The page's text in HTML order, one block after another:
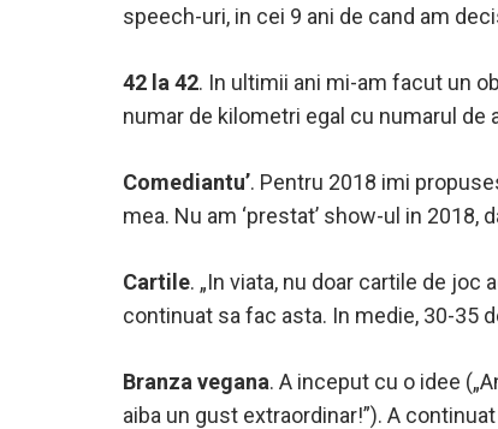
speech-uri, in cei 9 ani de cand am
42 la 42. In ultimii ani mi-am facut un
numar de kilometri egal cu numarul de
Comediantu’. Pentru 2018 imi
mea. Nu am ‘prestat’ show-ul in
Cartile. „In viata, nu doar cartile de
continuat sa fac asta. In medie, 30-35
Branza vegana. A inceput cu o idee
aiba un gust extraordinar!”). A